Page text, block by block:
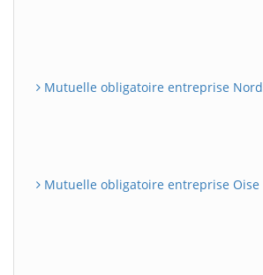
Mutuelle obligatoire entreprise Nord
Mutuelle obligatoire entreprise Oise